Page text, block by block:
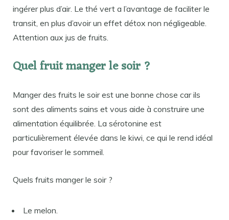
ingérer plus d’air. Le thé vert a l’avantage de faciliter le
transit, en plus d’avoir un effet détox non négligeable.
Attention aux jus de fruits.
Quel fruit manger le soir ?
Manger des fruits le soir est une bonne chose car ils
sont des aliments sains et vous aide à construire une
alimentation équilibrée. La sérotonine est
particulièrement élevée dans le kiwi, ce qui le rend idéal
pour favoriser le sommeil.
Quels fruits manger le soir ?
Le melon.